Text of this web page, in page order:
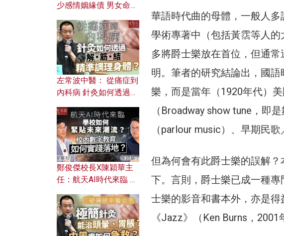
華語時代曲的母體，一般人
學術專著中（包括黃霑等人
多將爵士樂放在首位，但通
明。筆者的研究結論出，國
樂，而是當年（1920年代）
（Broadway show tune，即
（parlour music）、早期民
但為何會有此爵士樂的誤解
下。言則，爵士樂已成一種
士樂的影音和書本外，亦是
《Jazz》（Ken Burns，2001
少感情姻緣債 男女命途
的七情六欲？
左常波中醫： 從痛症到
內科病 針灸如何透過解
鄭俊傑校長X陳穎華主
任：航天AI時代來臨 學
校內數字教育如何實踐
落地？